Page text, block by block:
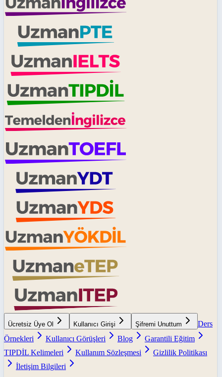
Ücretsiz Üye Ol Kullanıcı Girişi Şifremi Unuttum
Ders
Örnekleri
Kullanıcı Görüşleri Blog
Garantili Eğitim
TIPDİL Kelimeleri
Kullanım Sözleşmesi
Gizlilik Politikası
İletişim Bilgileri